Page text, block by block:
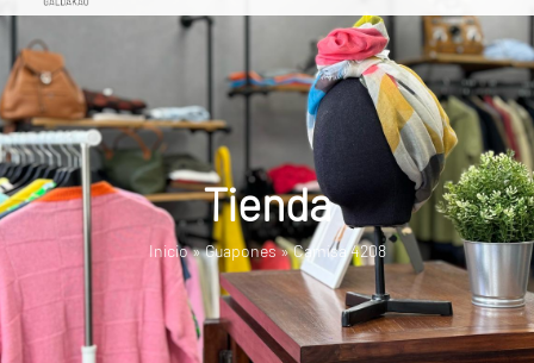
Tienda
Inicio»Guapones»Camisa 4208